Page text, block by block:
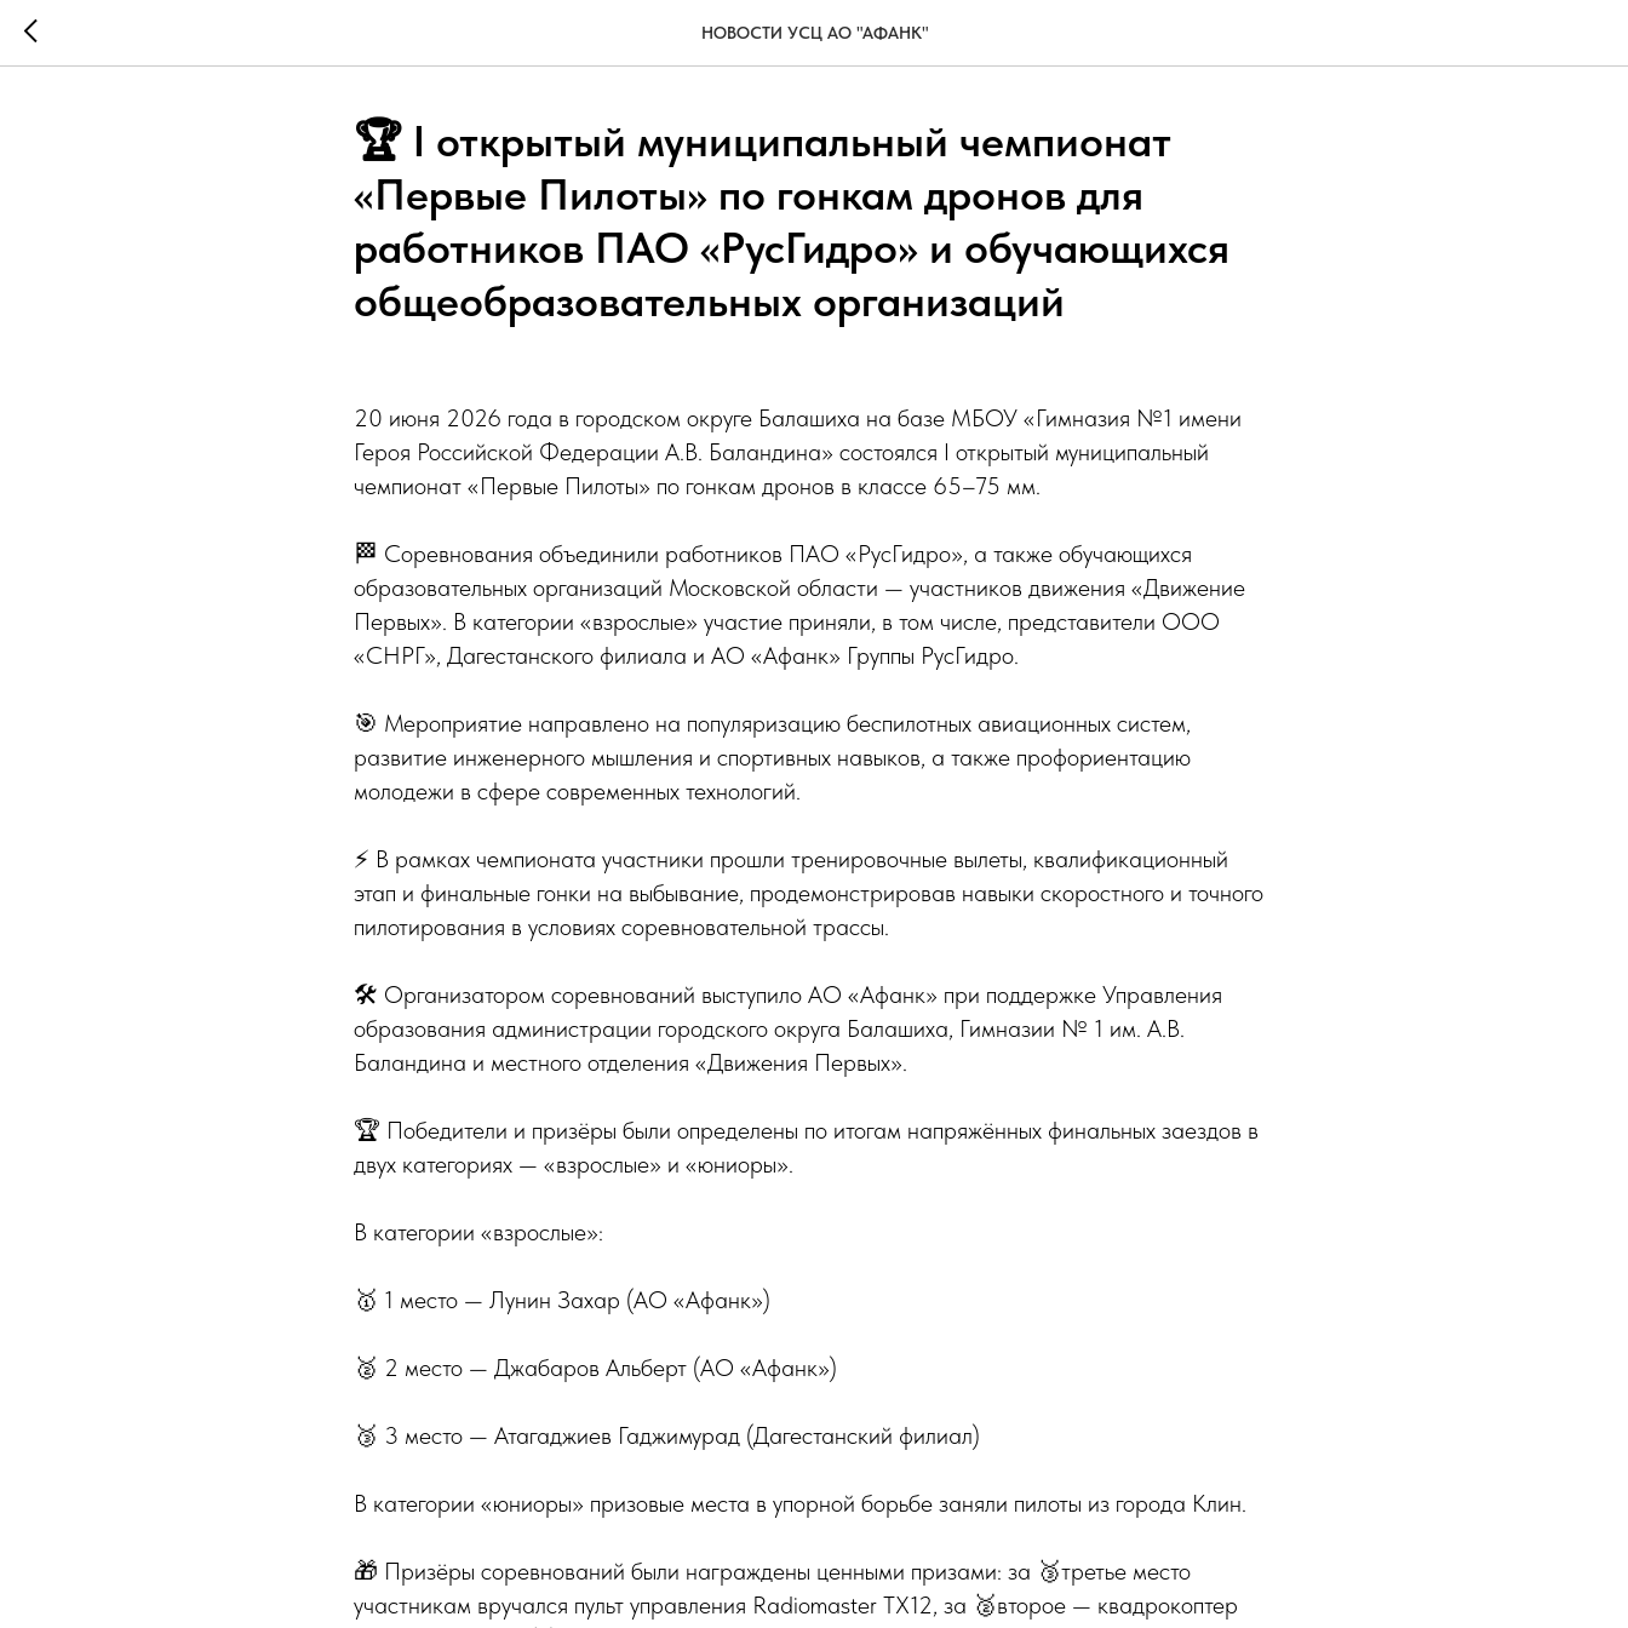
НОВОСТИ УСЦ AO "АФАНК"
🏆 I открытый муниципальный чемпионат
«Первые Пилоты» по гонкам дронов для
работников ПАО «РусГидро» и обучающихся
общеобразовательных организаций
20 июня 2026 года в городском округе Балашиха на базе МБОУ «Гимназия №1 имени
Героя Российской Федерации А.В. Баландина» состоялся I открытый муниципальный
чемпионат «Первые Пилоты» по гонкам дронов в классе 65–75 мм.
🏁 Соревнования объединили работников ПАО «РусГидро», а также обучающихся
образовательных организаций Московской области — участников движения «Движение
Первых». В категории «взрослые» участие приняли, в том числе, представители ООО
«СНРГ», Дагестанского филиала и АО «Афанк» Группы РусГидро.
🎯 Мероприятие направлено на популяризацию беспилотных авиационных систем,
развитие инженерного мышления и спортивных навыков, а также профориентацию
молодежи в сфере современных технологий.
⚡️ В рамках чемпионата участники прошли тренировочные вылеты, квалификационный
этап и финальные гонки на выбывание, продемонстрировав навыки скоростного и точного
пилотирования в условиях соревновательной трассы.
🛠 Организатором соревнований выступило АО «Афанк» при поддержке Управления
образования администрации городского округа Балашиха, Гимназии № 1 им. А.В.
Баландина и местного отделения «Движения Первых».
🏆 Победители и призёры были определены по итогам напряжённых финальных заездов в
двух категориях — «взрослые» и «юниоры».
В категории «взрослые»:
🥇 1 место — Лунин Захар (АО «Афанк»)
🥈 2 место — Джабаров Альберт (АО «Афанк»)
🥉 3 место — Атагаджиев Гаджимурад (Дагестанский филиал)
В категории «юниоры» призовые места в упорной борьбе заняли пилоты из города Клин.
🎁 Призёры соревнований были награждены ценными призами: за 🥉третье место
участникам вручался пульт управления Radiomaster TX12, за 🥈второе — квадрокоптер